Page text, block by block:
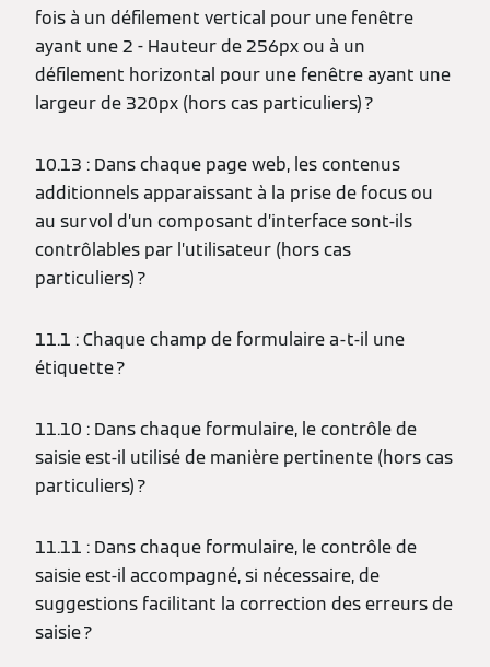
fois à un défilement vertical pour une fenêtre
ayant une 2 - Hauteur de 256px ou à un
défilement horizontal pour une fenêtre ayant une
largeur de 320px (hors cas particuliers) ?
10.13 : Dans chaque page web, les contenus
additionnels apparaissant à la prise de focus ou
au survol d’un composant d’interface sont-ils
contrôlables par l’utilisateur (hors cas
particuliers) ?
11.1 : Chaque champ de formulaire a-t-il une
étiquette ?
11.10 : Dans chaque formulaire, le contrôle de
saisie est-il utilisé de manière pertinente (hors cas
particuliers) ?
11.11 : Dans chaque formulaire, le contrôle de
saisie est-il accompagné, si nécessaire, de
suggestions facilitant la correction des erreurs de
saisie ?